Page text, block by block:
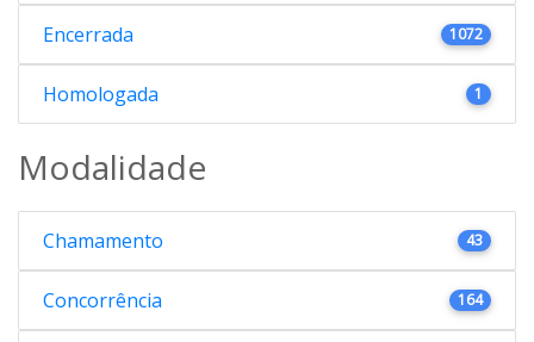
Encerrada 1072
Homologada 1
Modalidade
Chamamento 43
Concorrência 164